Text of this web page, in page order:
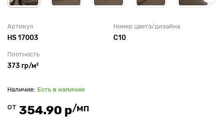
Артикул
HS 17003
Номер цвета/дизайна
С10
Плотность
373 гр/м²
Есть в наличии
от 354.90 р/мп